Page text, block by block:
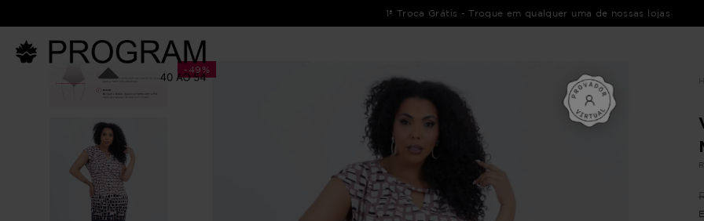
1ª Troca Grátis - Troque em qualquer uma de nossas lojas
- 49%